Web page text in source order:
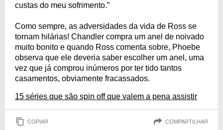
custas do meu sofrimento.”
Como sempre, as adversidades da vida de Ross se
tornam hilárias! Chandler compra um anel de noivado
muito bonito e quando Ross comenta sobre, Phoebe
observa que ele deveria saber escolher um anel, uma
vez que já comprou inúmeros por ter tido tantos
casamentos, obviamente fracassados.
15 séries que são spin off que valem a pena assistir
COPIAR COMPARTILHAR